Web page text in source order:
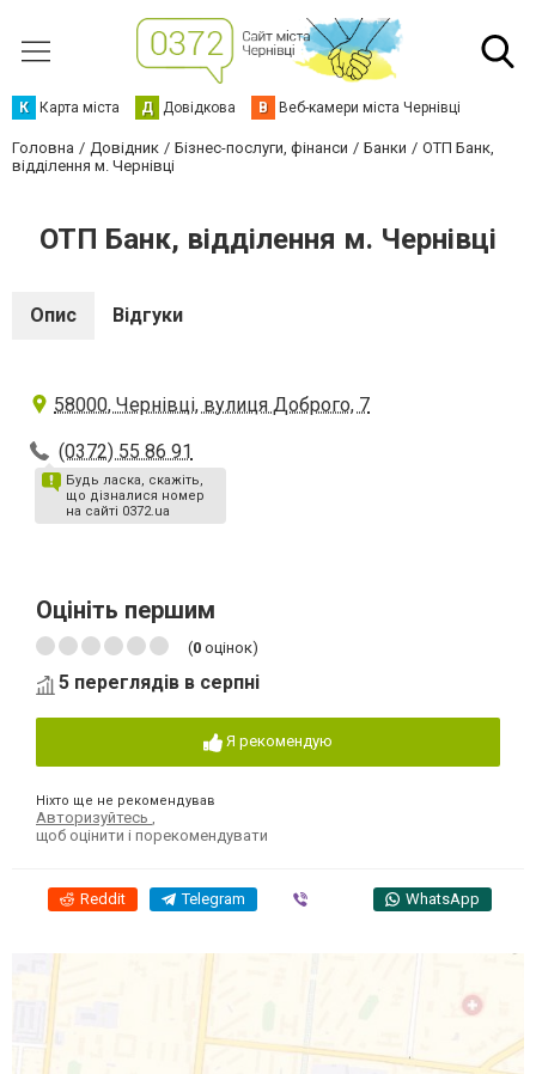
К Карта міста Д Довідкова В Веб-камери міста Чернівці
Головна Довідник Бізнес-послуги, фінанси Банки
ОТП Банк,
відділення м. Чернівці
ОТП Банк, відділення м. Чернівці
Опис Відгуки
58000, Чернівці, вулиця Доброго, 7
(0372) 55 86 91
Будь ласка, скажіть,
що дізналися номер
на сайті 0372.ua
Оцініть першим
(0 оцінок)
5 переглядів в серпні
Я рекомендую
Ніхто ще не рекомендував
Авторизуйтесь
щоб оцінити і порекомендувати
Reddit Telegram WhatsApp